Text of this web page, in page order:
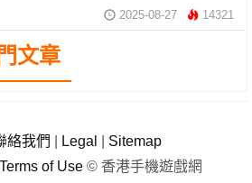
2025-08-27 14321
文章
絡我們 Legal
Sitemap
Terms of Use © 香港手機遊戲網